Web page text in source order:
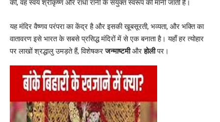
की, वह स्वयं श्रीकृष्ण और राधा रानी के संयुक्त स्वरूप की मानी जाती है।
यह मंदिर वैष्णव परंपरा का केंद्र है और इसकी खूबसूरती, भव्यता, और भक्ति का
वातावरण इसे भारत के सबसे प्रसिद्ध मंदिरों में से एक बनाता है। यहाँ हर त्योहार
पर लाखों श्रद्धालु उमड़ते हैं, विशेषकरजन्माष्टमीऔरहोलीपर।